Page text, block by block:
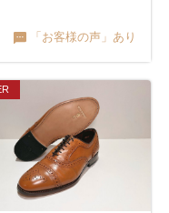
「お客様の声」あり